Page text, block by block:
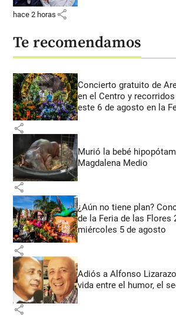
hace 2 horas share
Te recomendamos
Concierto gratuito de
en el Centro y
este 6 de agosto en la
share
Murió la bebé
Magdalena Medio
share
¿Aún no tiene plan?
de la Feria de las Flores
miércoles 5 de agosto
share
Adiós a Alfonso
vida entre el humor, el
share